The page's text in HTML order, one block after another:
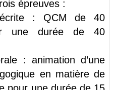
épreuves :
: QCM de 40
une durée de 40
: animation d’une
en matière de